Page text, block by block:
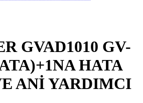
GVAD1010 GV-
HATA
ANİ YARDIMCI